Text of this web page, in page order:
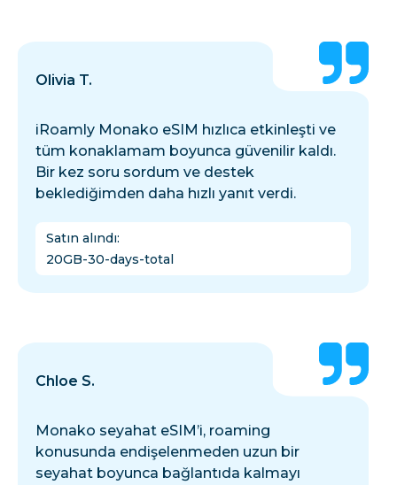
Olivia T.
iRoamly Monako eSIM hızlıca etkinleşti ve
tüm konaklamam boyunca güvenilir kaldı.
Bir kez soru sordum ve destek
beklediğimden daha hızlı yanıt verdi.
Satın alındı:
20GB-30-days-total
Chloe S.
Monako seyahat eSIM’i, roaming
konusunda endişelenmeden uzun bir
seyahat boyunca bağlantıda kalmayı